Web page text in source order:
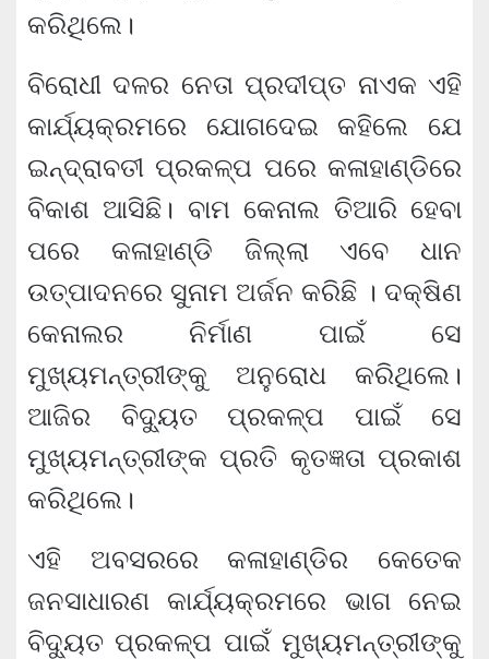
କରିଥିଲେ।
ବିରୋଧୀ ଦଳର ନେତା ପ୍ରଦୀପ୍ତ ନାଏକ ଏହି
କାର୍ଯ୍ୟକ୍ରମରେ ଯୋଗଦେଇ କହିଲେ ଯେ
ଇନ୍ଦ୍ରାବତୀ ପ୍ରକଳ୍ପ ପରେ କଳାହାଣ୍ଡିରେ
ବିକାଶ ଆସିଛି। ବାମ କେନାଲ ତିଆରି ହେବା
ପରେ କଳାହାଣ୍ଡି ଜିଲ୍ଲା ଏବେ ଧାନ
ଉତ୍ପାଦନରେ ସୁନାମ ଅର୍ଜନ କରିଛି । ଦକ୍ଷିଣ
କେନାଲର ନିର୍ମାଣ ପାଇଁ ସେ
ମୁଖ୍ୟମନ୍ତ୍ରୀଙ୍କୁ ଅନୁରୋଧ କରିଥିଲେ।
ଆଜିର ବିଦ୍ୟୁତ ପ୍ରକଳ୍ପ ପାଇଁ ସେ
ମୁଖ୍ୟମନ୍ତ୍ରୀଙ୍କ ପ୍ରତି କୃତଜ୍ଞତା ପ୍ରକାଶ
କରିଥିଲେ।
ଏହି ଅବସରରେ କଳାହାଣ୍ଡିର କେତେକ
ଜନସାଧାରଣ କାର୍ଯ୍ୟକ୍ରମରେ ଭାଗ ନେଇ
ବିଦ୍ୟୁତ ପ୍ରକଳ୍ପ ପାଇଁ ମୁଖ୍ୟମନ୍ତ୍ରୀଙ୍କୁ